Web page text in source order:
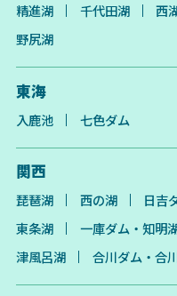
精進湖 千代田湖 西
野尻湖
東海
入鹿池 七色ダム
関西
琵琶湖 西の湖 日吉
東条湖
一庫ダム・知明
津風呂湖
合川ダム・合